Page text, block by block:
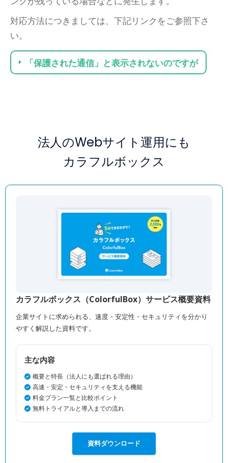
対応方法につきましては、下記リンクをご参照下さ
い。
「保護された通信」と表示されないのですが
法人のWebサイト運用にも
カラフルボックス
カラフルボックス（ColorfulBox）サービス概要資料
企業サイトに求められる、速度・安定性・セキュリティを分かり
やすく解説した資料です。
主な内容
概要と特長（法人にも選ばれる理由）
高速・安定・セキュリティを支える機能
料金プラン一覧と比較ポイント
無料トライアルと導入までの流れ
資料ダウンロード